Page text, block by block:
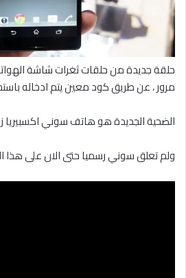
حلقة جديدة من حلقات ثغرات شاشة
مرور ، عن طريق كود معين يتم ادخاله
الضحية الجديدة هو هاتف سوني اكسبيريا
ولم تعلق سوني رسميا حتى الان على هذا